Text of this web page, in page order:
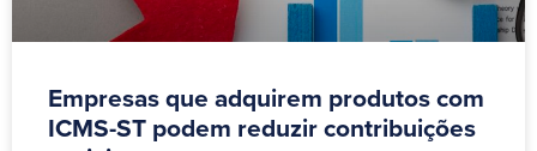
Empresas que adquirem produtos com
ICMS-ST podem reduzir contribuições